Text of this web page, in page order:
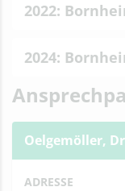
2022:
2024:
Oelgemöller,
ADRESSE